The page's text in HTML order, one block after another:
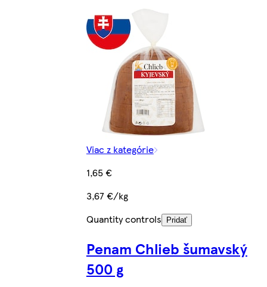
Viac z kategórie
1,65 €
3,67 €/kg
Quantity controls
Pridať
Penam Chlieb šumavský
500 g